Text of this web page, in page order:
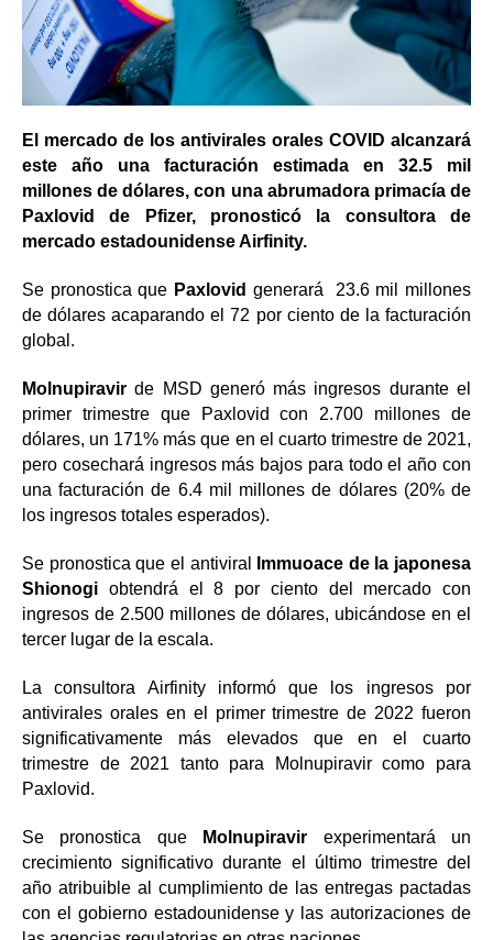
El mercado de los antivirales orales COVID alcanzará
este año una facturación estimada en 32.5 mil
millones de dólares, con una abrumadora primacía de
Paxlovid de Pfizer, pronosticó la consultora de
mercado estadounidense Airfinity.
Se pronostica que Paxlovid generará 23.6 mil millones
de dólares acaparando el 72 por ciento de la facturación
global.
Molnupiravirde MSD generó más ingresos durante el
primer trimestre que Paxlovid con 2.700 millones de
dólares, un 171% más que en el cuarto trimestre de 2021,
pero cosechará ingresos más bajos para todo el año con
una facturación de 6.4 mil millones de dólares (20% de
los ingresos totales esperados).
Se pronostica que el antiviral
Immuoace de la japonesa
Shionogi obtendrá el 8 por ciento del mercado con
ingresos de 2.500 millones de dólares, ubicándose en el
tercer lugar de la escala.
La consultora Airfinity informó que los ingresos por
antivirales orales en el primer trimestre de 2022 fueron
significativamente más elevados que en el cuarto
trimestre de 2021 tanto para Molnupiravir como para
Paxlovid.
Se pronostica que Molnupiravir experimentará un
crecimiento significativo durante el último trimestre del
año atribuible al cumplimiento de las entregas pactadas
con el gobierno estadounidense y las autorizaciones de